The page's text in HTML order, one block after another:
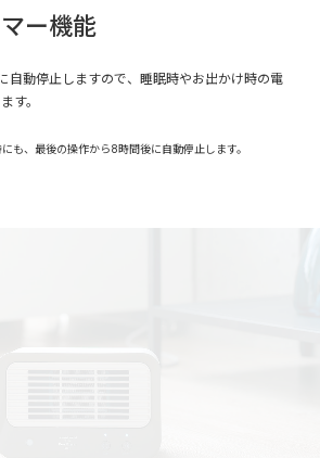
ー機能
自動停止しますので、睡眠時やお出かけ時の電
す。
も、最後の操作から8時間後に自動停止します。